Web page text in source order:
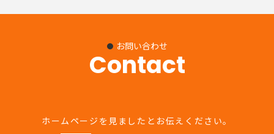
お問い合わせ
Contact
ホームページを見ましたとお伝えください。